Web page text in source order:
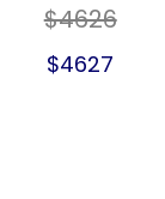
$4626
$4627